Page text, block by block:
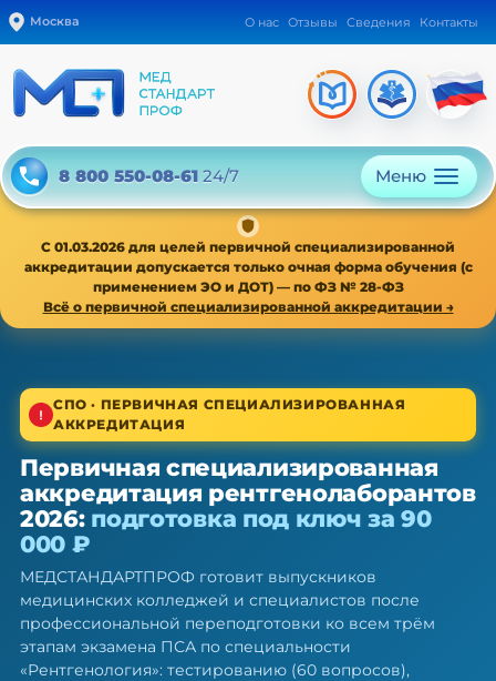
Москва О нас Отзывы Сведения Контакты
8 800 550-08-61 24/7 Меню
С 01.03.2026 для целей первичной специализированной
аккредитации допускается только очная форма обучения (с
применением ЭО и ДОТ) — по ФЗ № 28-ФЗ
Всё о первичной специализированной аккредитации →
СПО · первичная специализированная аккредитация
Первичная специализированная
аккредитация
рентгенолаборантов —
подготовка под ключ
Готовим ко всем трём этапам экзамена ПСА: тест,
симуляция, ситуационные задачи
СПО · ПЕРВИЧНАЯ СПЕЦИАЛИЗИРОВАННАЯ
АККРЕДИТАЦИЯ
Первичная специализированная
аккредитация рентгенолаборантов
2026: подготовка под ключ за 90
000 ₽
МЕДСТАНДАРТПРОФ готовит выпускников
медицинских колледжей и специалистов после
профессиональной переподготовки ко всем трём
этапам экзамена ПСА по специальности
«Рентгенология»: тестированию (60 вопросов),